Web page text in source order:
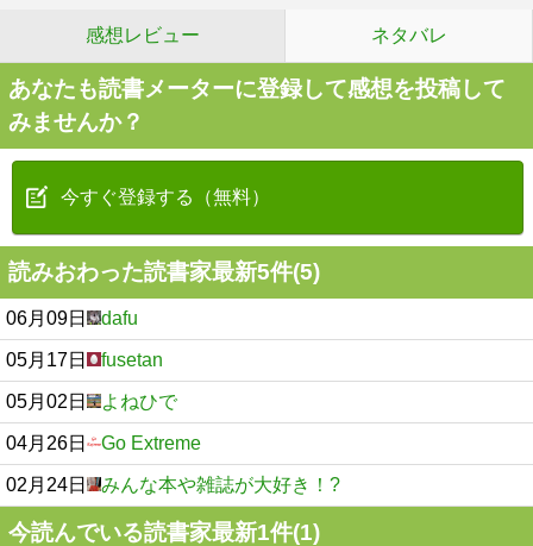
感想レビュー ネタバレ
あなたも読書メーターに登録して感想を投稿して
みませんか？
今すぐ登録する（無料）
読みおわった読書家最新5件(5)
06月09日 dafu
05月17日 fusetan
05月02日 よねひで
04月26日 Go Extreme
02月24日 みんな本や雑誌が大好き！?
今読んでいる読書家最新1件(1)